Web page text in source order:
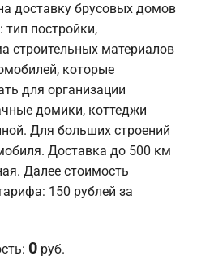
доставку брусовых домов
постройки,
строительных материалов
которые
для организации
домики, коттеджи
Для больших строений
Доставка до 500 км
Далее стоимость
150 рублей за
0 руб.